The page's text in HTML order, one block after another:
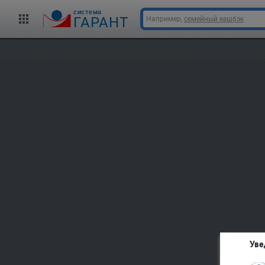
cистема
ГАРАНТ Например, семейный кешбэк